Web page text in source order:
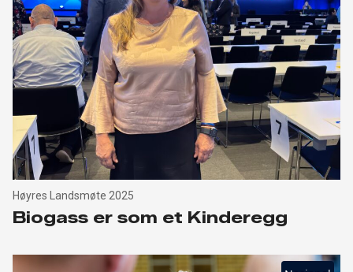
Høyres Landsmøte 2025
Biogass er som et Kinderegg